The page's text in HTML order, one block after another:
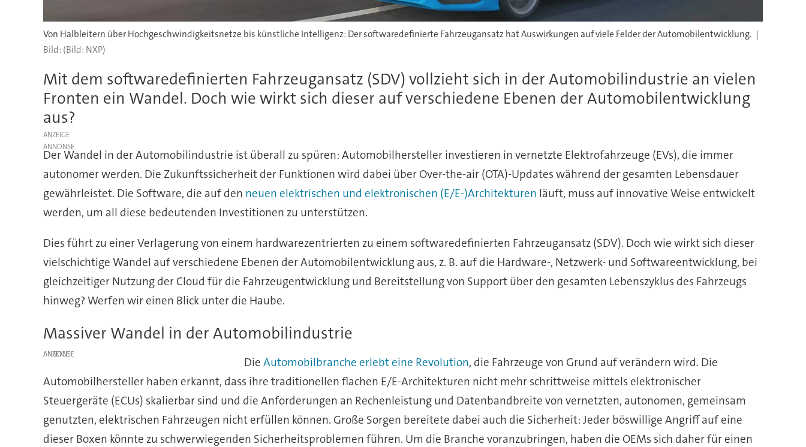
Von Halbleitern über Hochgeschwindigkeitsnetze bis künstliche Intelligenz: Der softwaredefinierte Fahrzeugansatz hat Auswirkungen auf viele Felder der Automobilentwicklung.
(Bild: NXP)
Mit dem softwaredefinierten Fahrzeugansatz (SDV) vollzieht sich in der Automobilindustrie an vielen
Fronten ein Wandel. Doch wie wirkt sich dieser auf verschiedene Ebenen der Automobilentwicklung
aus?
ANZEIGE
Der Wandel in der Automobilindustrie ist überall zu spüren: Automobilhersteller investieren in vernetzte Elektrofahrzeuge (EVs), die immer
autonomer werden. Die Zukunftssicherheit der Funktionen wird dabei über Over-the-air (OTA)-Updates während der gesamten Lebensdauer
gewährleistet. Die Software, die auf den neuen elektrischen und elektronischen (E/E-)Architekturen läuft, muss auf innovative Weise entwickelt
werden, um all diese bedeutenden Investitionen zu unterstützen.
Dies führt zu einer Verlagerung von einem hardwarezentrierten zu einem softwaredefinierten Fahrzeugansatz (SDV). Doch wie wirkt sich dieser
vielschichtige Wandel auf verschiedene Ebenen der Automobilentwicklung aus, z. B. auf die Hardware-, Netzwerk- und Softwareentwicklung, bei
gleichzeitiger Nutzung der Cloud für die Fahrzeugentwicklung und Bereitstellung von Support über den gesamten Lebenszyklus des Fahrzeugs
hinweg? Werfen wir einen Blick unter die Haube.
Massiver Wandel in der Automobilindustrie
ANZEIGE
DieAutomobilbranche erlebt eine Revolution, die Fahrzeuge von Grund auf verändern wird. Die
Automobilhersteller haben erkannt, dass ihre traditionellen flachen E/E-Architekturen nicht mehr schrittweise mittels elektronischer
Steuergeräte (ECUs) skalierbar sind und die Anforderungen an Rechenleistung und Datenbandbreite von vernetzten, autonomen, gemeinsam
genutzten, elektrischen Fahrzeugen nicht erfüllen können. Große Sorgen bereitete dabei auch die Sicherheit: Jeder böswillige Angriff auf eine
dieser Boxen könnte zu schwerwiegenden Sicherheitsproblemen führen. Um die Branche voranzubringen, haben die OEMs sich daher für einen